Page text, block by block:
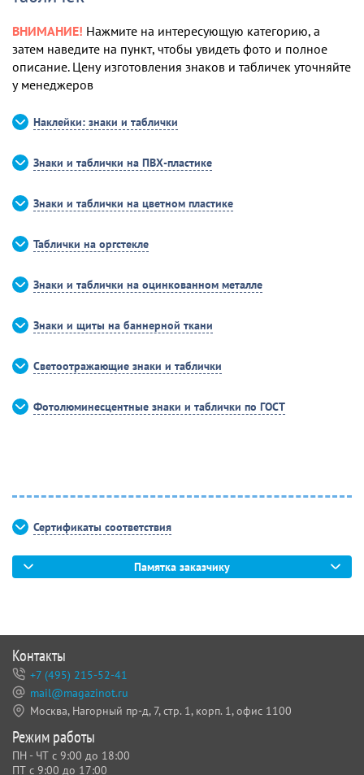
ВНИМАНИЕ! Нажмите на интересующую категорию, а
затем наведите на пункт, чтобы увидеть фото и полное
описание. Цену изготовления знаков и табличек уточняйте
у менеджеров
Наклейки: знаки и таблички
Знаки и таблички на ПВХ-пластике
Знаки и таблички на цветном пластике
Таблички на оргстекле
Знаки и таблички на оцинкованном металле
Знаки и щиты на баннерной ткани
Светоотражающие знаки и таблички
Фотолюминесцентные знаки и таблички по ГОСТ
Сертификаты соответствия
Памятка заказчику
Контакты
+7 (495) 215-52-41
mail@magazinot.ru
Москва, Нагорный пр-д, 7, стр. 1, корп. 1, офис 1100
Режим работы
ПН - ЧТ с 9:00 до 18:00
ПТ с 9:00 до 17:00